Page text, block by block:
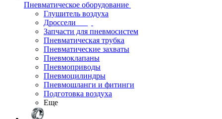
Пневматическое оборудование
Глушитель воздуха
Дроссели
Запчасти для пневмосистем
Пневматическая трубка
Пневматические захваты
Пневмоклапаны
Пневмоприводы
Пневмоцилиндры
Пневмошланги и фитинги
Подготовка воздуха
Еще